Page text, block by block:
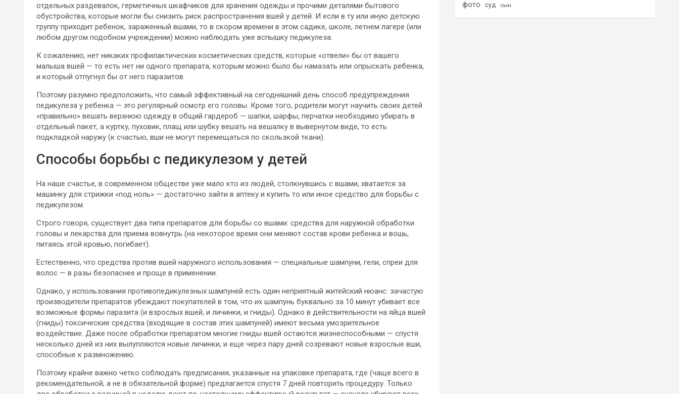
отдельных раздевалок, герметичных шкафчиков для хранения одежды и прочими деталями бытового
обустройства, которые могли бы снизить риск распространения вшей у детей. И если в ту или иную детскую
группу приходит ребенок, зараженный вшами, то в скором времени в этом садике, школе, летнем лагере (или
любом другом подобном учреждении) можно наблюдать уже вспышку педикулеза.
К сожалению, нет никаких профилактических косметических средств, которые «отвели» бы от вашего
малыша вшей — то есть нет ни одного препарата, которым можно было бы намазать или опрыскать ребенка,
и который отпугнул бы от него паразитов.
Поэтому разумно предположить, что самый эффективный на сегодняшний день способ предупреждения
педикулеза у ребенка — это регулярный осмотр его головы. Кроме того, родители могут научить своих детей
«правильно» вешать верхнюю одежду в общий гардероб — шапки, шарфы, перчатки необходимо убирать в
отдельный пакет, а куртку, пуховик, плащ или шубку вешать на вешалку в вывернутом виде, то есть
подкладкой наружу (к счастью, вши не могут перемещаться по скользкой ткани).
Способы борьбы с педикулезом у детей
На наше счастье, в современном обществе уже мало кто из людей, столкнувшись с вшами, хватается за
машинку для стрижки «под ноль» — достаточно зайти в аптеку и купить то или иное средство для борьбы с
педикулезом.
Строго говоря, существует два типа препаратов для борьбы со вшами: средства для наружной обработки
головы и лекарства для приема вовнутрь (на некоторое время они меняют состав крови ребенка и вошь,
питаясь этой кровью, погибает).
Естественно, что средства против вшей наружного использования — специальные шампуни, гели, спреи для
волос — в разы безопаснее и проще в применении.
Однако, у использования противопедикулезных шампуней есть один неприятный житейский нюанс: зачастую
производители препаратов убеждают покупателей в том, что их шампунь буквально за 10 минут убивает все
возможные формы паразита (и взрослых вшей, и личинки, и гниды). Однако в действительности на яйца вшей
(гниды) токсические средства (входящие в состав этих шампуней) имеют весьма умозрительное
воздействие. Даже после обработки препаратом многие гниды вшей остаются жизнеспособными — спустя
несколько дней из них вылупляются новые личинки, и еще через пару дней созревают новые взрослые вши,
способные к размножению.
Поэтому крайне важно четко соблюдать предписания, указанные на упаковке препарата, где (чаще всего в
рекомендательной, а не в обязательной форме) предлагается спустя 7 дней повторить процедуру. Только
фото
суд сын